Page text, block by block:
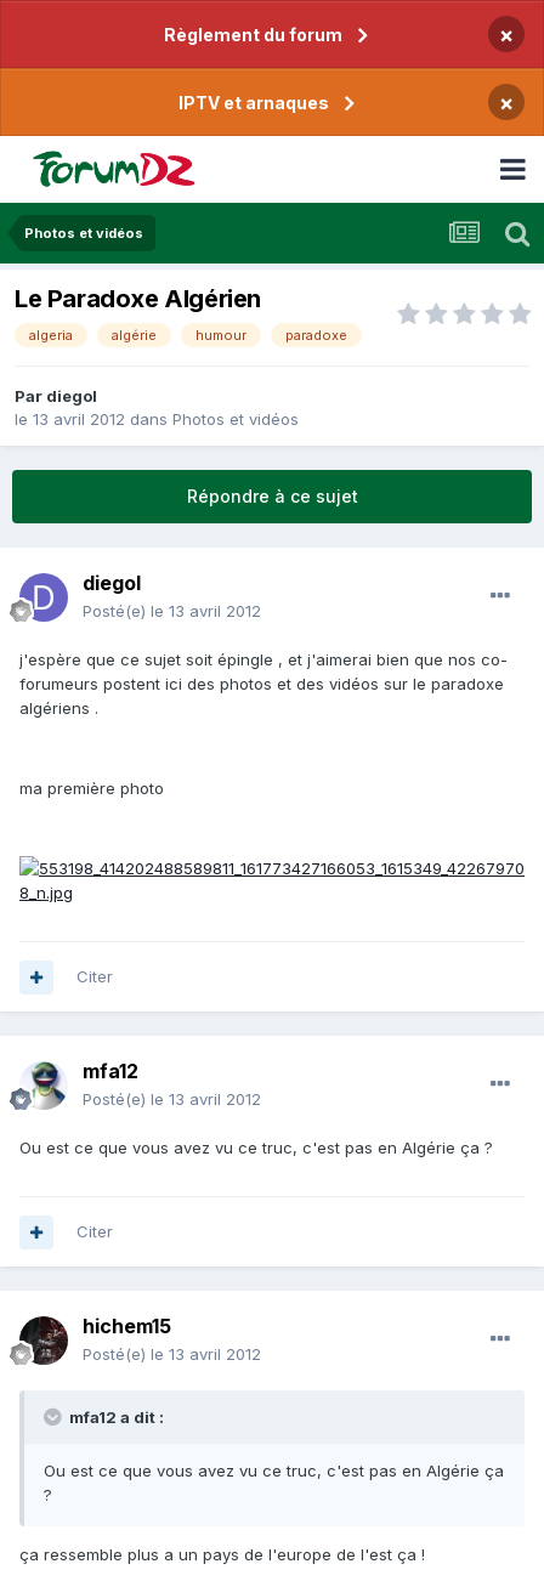
Règlement du forum ×
IPTV et arnaques ×
Photos et vidéos
Le Paradoxe Algérien
algeria algérie humour paradoxe
Par diegol
le 13 avril 2012 dans Photos et vidéos
Répondre à ce sujet
diegol
Posté(e) le 13 avril 2012
j'espère que ce sujet soit épingle , et j'aimerai bien que nos co-
forumeurs postent ici des photos et des vidéos sur le paradoxe
algériens .
ma première photo
Citer
mfa12
Posté(e) le 13 avril 2012
Ou est ce que vous avez vu ce truc, c'est pas en Algérie ça ?
Citer
hichem15
Posté(e) le 13 avril 2012
mfa12 a dit :
Ou est ce que vous avez vu ce truc, c'est pas en Algérie ça
?
ça ressemble plus a un pays de l'europe de l'est ça !